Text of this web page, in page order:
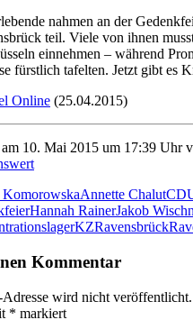
nahmen an der
teil. Viele von ihnen
einnehmen – während
fürstlich tafelten. Jetzt gibt es
Online (25.04.2015)
10. Mai 2015 um 17:39 Uhr
Annette Chalut
Hannah RainerJakob
KZRavensbrück
Kommentar
wird nicht veröffentlicht.
* markiert